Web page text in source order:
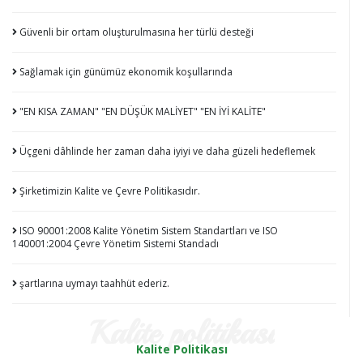
Güvenli bir ortam oluşturulmasına her türlü desteği
Sağlamak için günümüz ekonomik koşullarında
"EN KISA ZAMAN" "EN DÜŞÜK MALİYET" "EN İYİ KALİTE"
Üçgeni dâhlinde her zaman daha iyiyi ve daha güzeli hedeflemek
Şirketimizin Kalite ve Çevre Politikasıdır.
ISO 90001:2008 Kalite Yönetim Sistem Standartları ve ISO
140001:2004 Çevre Yönetim Sistemi Standadı
şartlarına uymayı taahhüt ederiz.
Kalite Politikası